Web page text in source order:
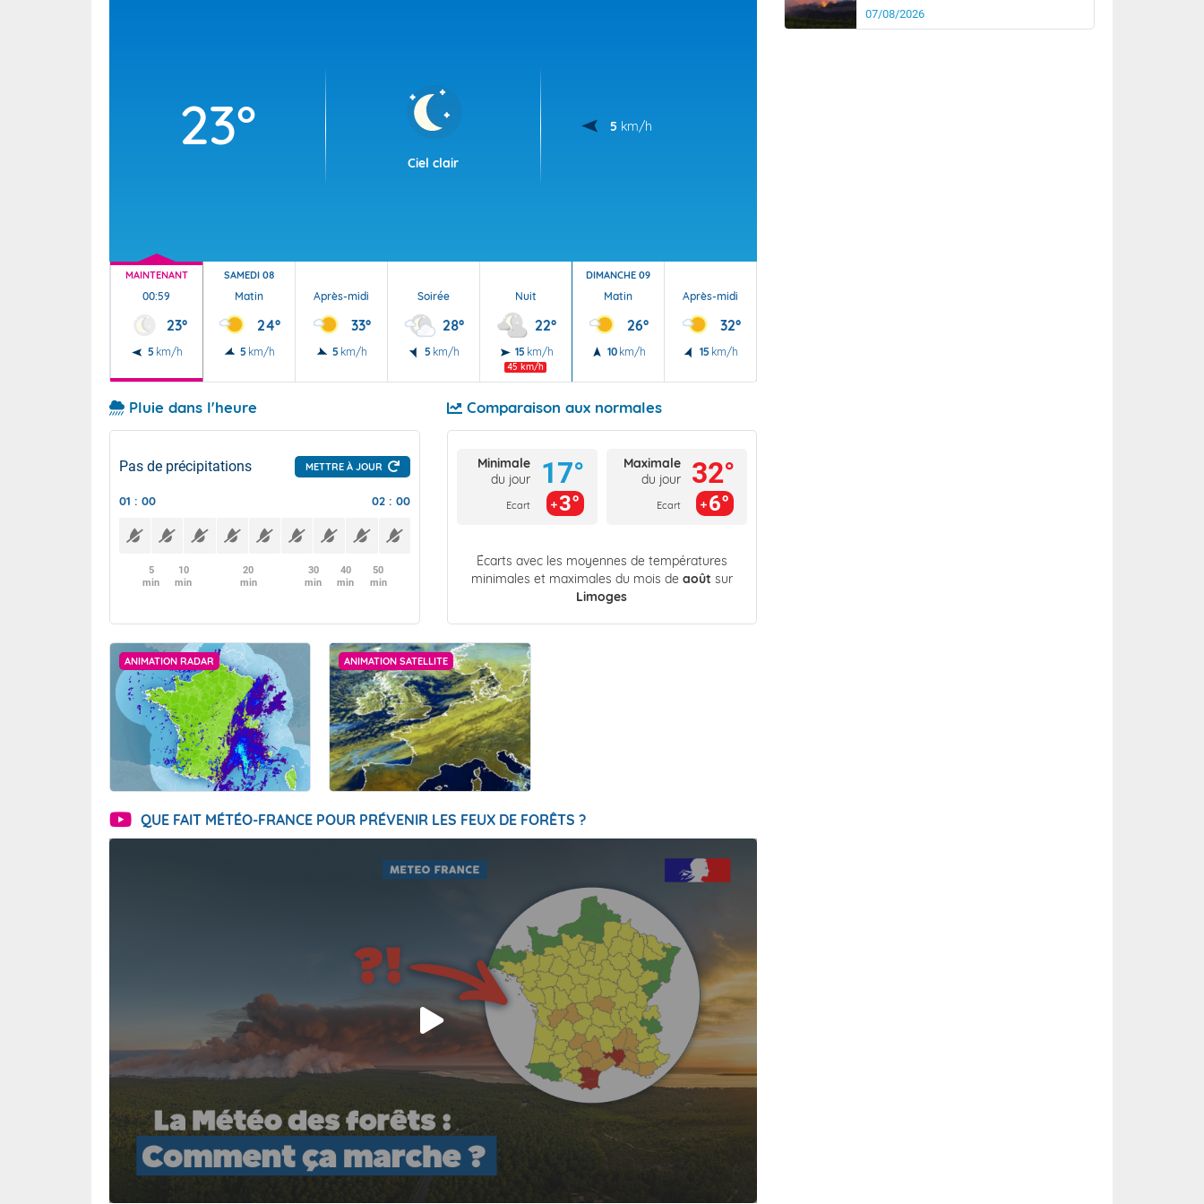
23°
Ciel clair
5 km/h
MAINTENANT
00:59
23°
5 km/h
SAMEDI 08
Matin
24°
5 km/h
Après-midi
33°
5 km/h
Soirée
28°
5 km/h
Nuit
22°
15 km/h
45 km/h
DIMANCHE 09
Matin
26°
10 km/h
Après-midi
32°
15 km/h
Pluie dans l'heure
Pas de précipitations METTRE À JOUR
01 : 00 02 : 00
5
min
10
min
20
min
30
min
40
min
50
min
Comparaison aux normales
Minimale
du jour
Ecart
17°
3°
Maximale
du jour
Ecart
32°
6°
Écarts avec les moyennes de températures
minimales et maximales du mois de août sur
Limoges
ANIMATION RADAR ANIMATION SATELLITE
QUE FAIT MÉTÉO-FRANCE POUR PRÉVENIR LES FEUX DE FORÊTS ?
07/08/2026